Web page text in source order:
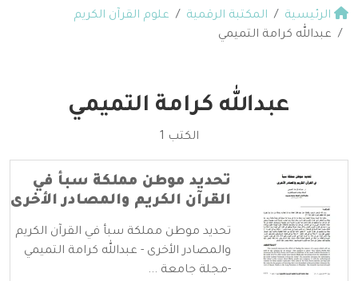
الرئيسية المكتبة الرقمية
علوم القرآن الكريم
عبدالله كرامة التميمي
عبدالله كرامة التميمي
الكتب 1
تحديد موطن مملكة سبأ في
القرآن الكريم والمصادر الأخرى
تحديد موطن مملكة سبأ في القرآن الكريم
والمصادر الأخرى - عبدالله كرامة التميمي
-مجلة جامعة ...